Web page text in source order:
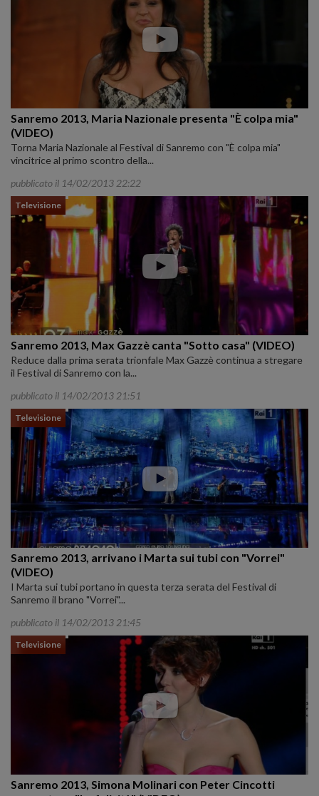
Sanremo 2013, Maria Nazionale presenta "È colpa mia"
(VIDEO)
Torna Maria Nazionale al Festival di Sanremo con "È colpa mia"
vincitrice al primo scontro della...
pubblicato il 14/02/2013 22:22
Televisione
Sanremo 2013, Max Gazzè canta "Sotto casa" (VIDEO)
Reduce dalla prima serata trionfale Max Gazzè continua a stregare
il Festival di Sanremo con la...
pubblicato il 14/02/2013 21:51
Televisione
Sanremo 2013, arrivano i Marta sui tubi con "Vorrei"
(VIDEO)
I Marta sui tubi portano in questa terza serata del Festival di
Sanremo il brano "Vorrei"...
pubblicato il 14/02/2013 21:45
Televisione
Sanremo 2013, Simona Molinari con Peter Cincotti